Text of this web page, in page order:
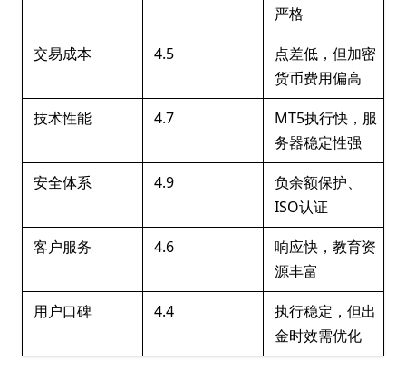
严格
交易成本
4.5
点差低，但加密
货币费用偏高
技术性能
4.7
MT5执行快，服
务器稳定性强
安全体系
4.9
负余额保护、
ISO认证
客户服务
4.6
响应快，教育资
源丰富
用户口碑
4.4
执行稳定，但出
金时效需优化